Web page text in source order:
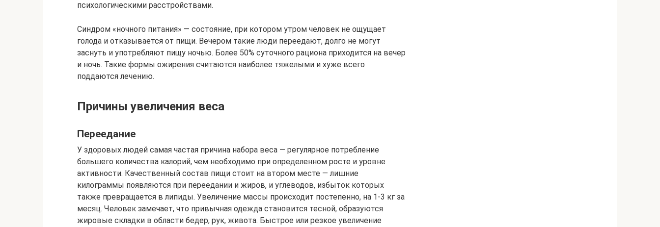
психологическими расстройствами.
Синдром «ночного питания» — состояние, при котором утром человек не ощущает
голода и отказывается от пищи. Вечером такие люди переедают, долго не могут
заснуть и употребляют пищу ночью. Более 50% суточного рациона приходится на вечер
и ночь. Такие формы ожирения считаются наиболее тяжелыми и хуже всего
поддаются лечению.
Причины увеличения веса
Переедание
У здоровых людей самая частая причина набора веса — регулярное потребление
большего количества калорий, чем необходимо при определенном росте и уровне
активности. Качественный состав пищи стоит на втором месте — лишние
килограммы появляются при переедании и жиров, и углеводов, избыток которых
также превращается в липиды. Увеличение массы происходит постепенно, на 1-3 кг за
месяц. Человек замечает, что привычная одежда становится тесной, образуются
жировые складки в области бедер, рук, живота. Быстрое или резкое увеличение